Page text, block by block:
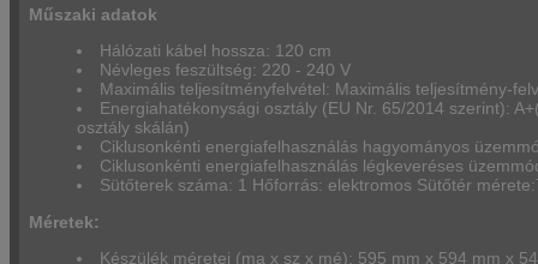
Műszaki adatok
Hálózati kábel hossza: 120 cm
Névleges feszültség: 220 - 240 V
Maximális teljesítményfelvétel: Maximális teljesítmény-
Energiahatékonysági osztály (EU Nr. 65/2014 szerint):
osztály skálán)
Ciklusonkénti energiafelhasználás hagyományos
Ciklusonkénti energiafelhasználás légkeveréses
Sütőterek száma: 1 Hőforrás: elektromos Sütőtér
Méretek:
Készülék méretei (ma x sz x mé): 595 mm x 594 mm x